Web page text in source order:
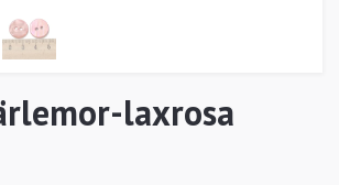
laxrosa